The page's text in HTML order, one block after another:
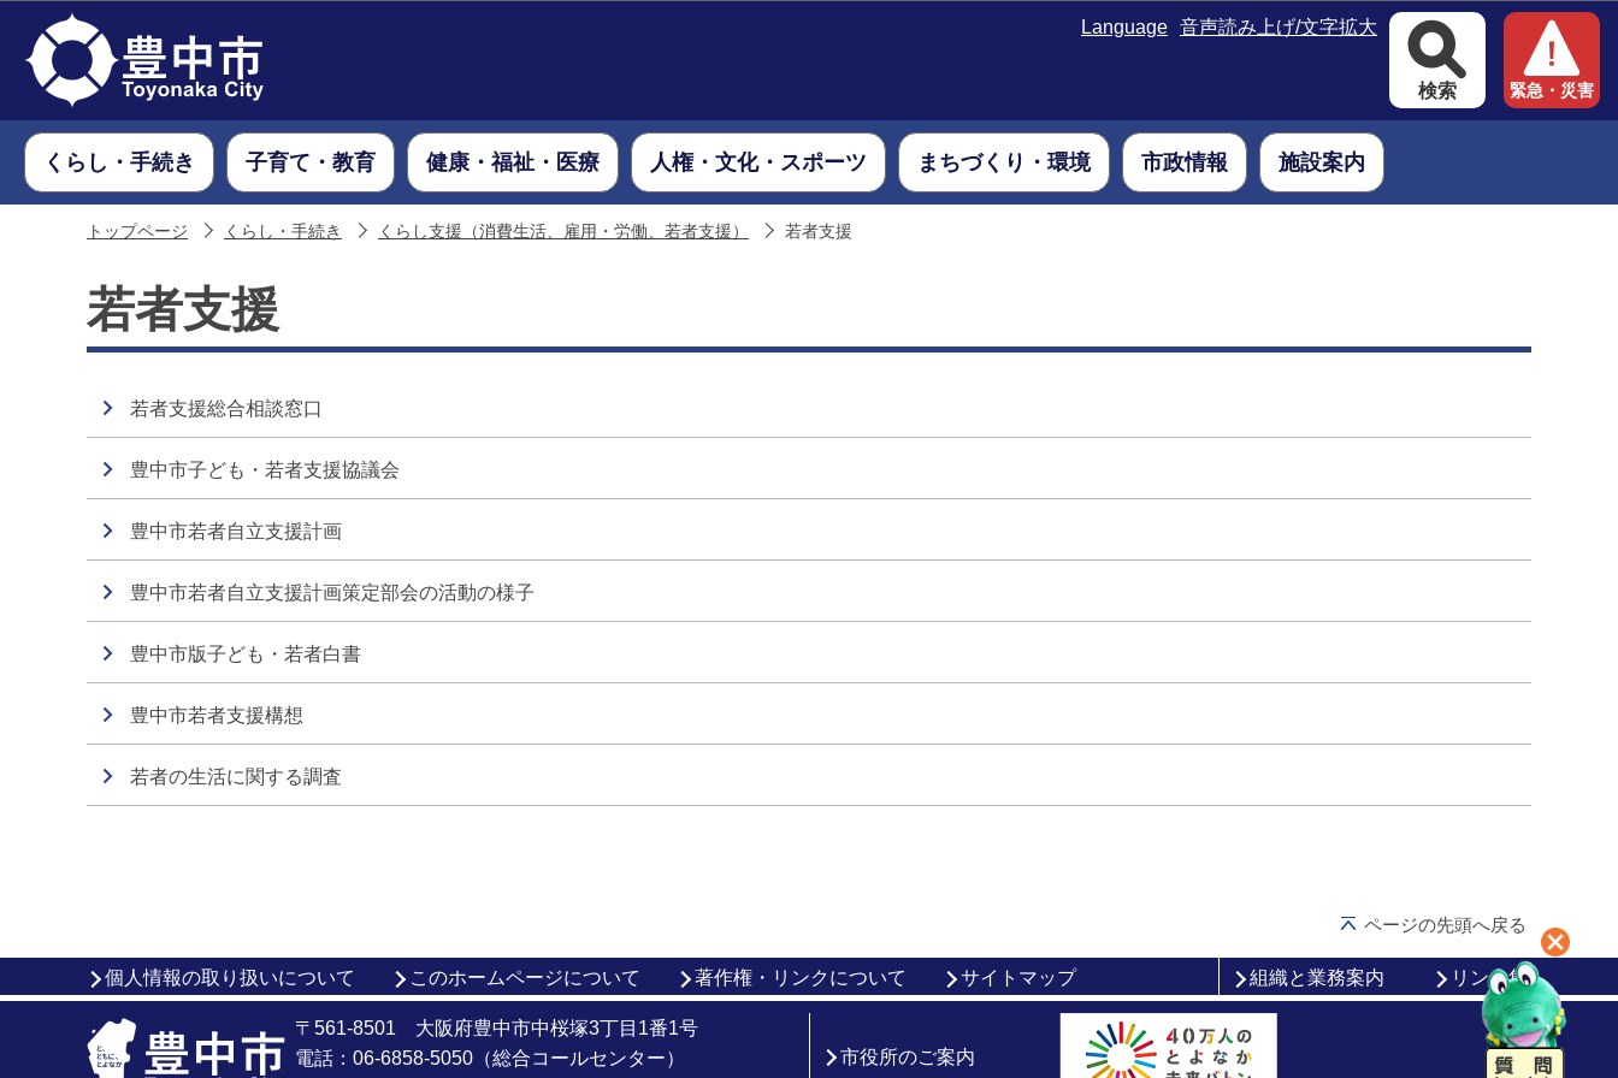
Language 音声読み上げ/文字拡大
検索 緊急・災害
くらし・手続き 子育て・教育 健康・福祉・医療 人権・文化・スポーツ まちづくり・環境 市政情報 施設案内
トップページ くらし・手続き くらし支援（消費生活、雇用・労働、若者支援） 若者支援
若者支援
若者支援総合相談窓口
豊中市子ども・若者支援協議会
豊中市若者自立支援計画
豊中市若者自立支援計画策定部会の活動の様子
豊中市版子ども・若者白書
豊中市若者支援構想
若者の生活に関する調査
ページの先頭へ戻る
個人情報の取り扱いについて このホームページについて 著作権・リンクについて サイトマップ 組織と業務案内 リンク集
〒561-8501 大阪府豊中市中桜塚3丁目1番1号
電話：06-6858-5050（総合コールセンター）
市役所のご案内